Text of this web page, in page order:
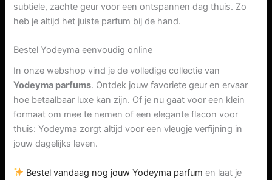
subtiele, zachte geur voor een ontspannen dag thuis. Zo
heb je altijd het juiste parfum bij de hand.
Bestel Yodeyma eenvoudig online
In onze webshop vind je de volledige collectie van
Yodeyma parfums. Ontdek jouw favoriete geur en ervaar
hoe betaalbaar luxe kan zijn. Of je nu gaat voor een klein
formaat om mee te nemen of een elegante flacon voor
thuis: Yodeyma zorgt altijd voor een vleugje verfijning in
jouw dagelijks leven.
Bestel vandaag nog jouw Yodeyma parfum en laat je